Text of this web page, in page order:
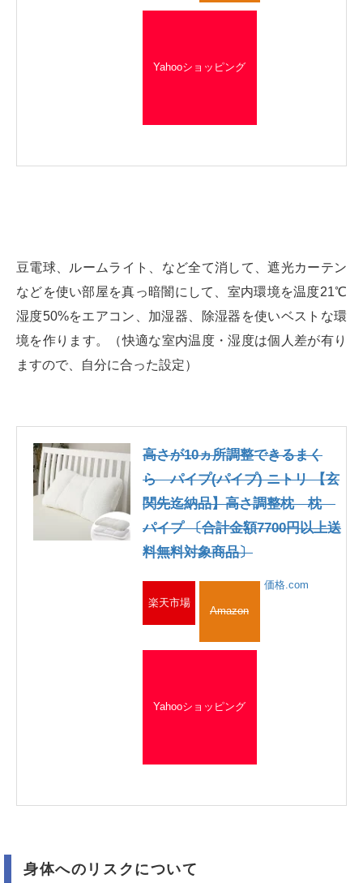
Yahooショッピング
豆電球、ルームライト、など全て消して、遮光カーテン
などを使い部屋を真っ暗闇にして、室内環境を温度21℃
湿度50%をエアコン、加湿器、除湿器を使いベストな環
境を作ります。（快適な室内温度・湿度は個人差が有り
ますので、自分に合った設定）
高さが10ヵ所調整できるまく
ら パイプ(パイプ) ニトリ 【玄
関先迄納品】高さ調整枕 枕
パイプ 〔合計金額7700円以上送
料無料対象商品〕
楽天市場
Amazon
Yahooショッピング
価格.com
身体へのリスクについて